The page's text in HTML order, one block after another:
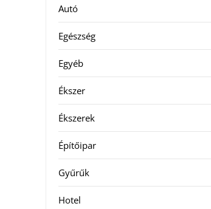
Autó
Egészség
Egyéb
Ékszer
Ékszerek
Építőipar
Gyűrűk
Hotel